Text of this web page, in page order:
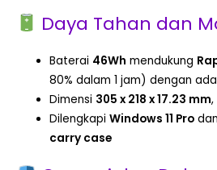
Daya Tahan dan
Baterai 46Wh mendukung
80% dalam 1 jam) dengan
Dimensi 305 x 218 x 17.23 mm
DilengkapiWindows 11 Pro dan
carry case